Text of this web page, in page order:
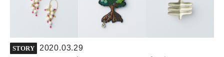
STORY 2020.03.29